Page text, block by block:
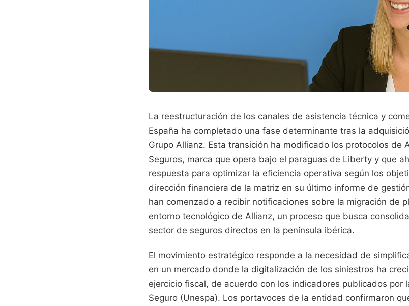
La reestructuración de los canales de asistencia técnica y
España ha completado una fase determinante tras la
Grupo Allianz. Esta transición ha modificado los protocolos de
Seguros, marca que opera bajo el paraguas de Liberty y que
respuesta para optimizar la eficiencia operativa según los
dirección financiera de la matriz en su último informe de
han comenzado a recibir notificaciones sobre la migración de
entorno tecnológico de Allianz, un proceso que busca
sector de seguros directos en la península ibérica.
El movimiento estratégico responde a la necesidad de
en un mercado donde la digitalización de los siniestros ha
ejercicio fiscal, de acuerdo con los indicadores publicados por
Seguro (Unespa). Los portavoces de la entidad confirmaron